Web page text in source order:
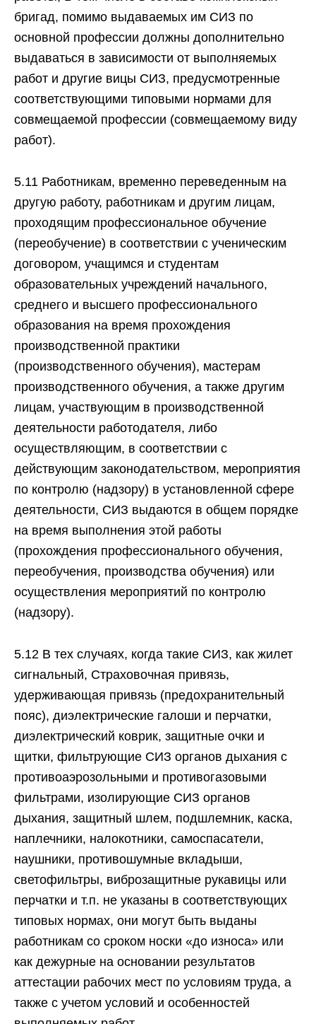
бригад, помимо выдаваемых им СИЗ по
основной профессии должны дополнительно
выдаваться в зависимости от выполняемых
работ и другие вицы СИЗ, предусмотренные
соответствующими типовыми нормами для
совмещаемой профессии (совмещаемому виду
работ).
5.11 Работникам, временно переведенным на
другую работу, работникам и другим лицам,
проходящим профессиональное обучение
(переобучение) в соответствии с ученическим
договором, учащимся и студентам
образовательных учреждений начального,
среднего и высшего профессионального
образования на время прохождения
производственной практики
(производственного обучения), мастерам
производственного обучения, а также другим
лицам, участвующим в производственной
деятельности работодателя, либо
осуществляющим, в соответствии с
действующим законодательством, мероприятия
по контролю (надзору) в установленной сфере
деятельности, СИЗ выдаются в общем порядке
на время выполнения этой работы
(прохождения профессионального обучения,
переобучения, производства обучения) или
осуществления мероприятий по контролю
(надзору).
5.12 B тех случаях, когда такие СИЗ, как жилет
сигнальный, Страховочная привязь,
удерживающая привязь (предохранительный
пояс), диэлектрические галоши и перчатки,
диэлектрический коврик, защитные очки и
щитки, фильтрующие СИЗ органов дыхания с
противоаэрозольными и противогазовыми
фильтрами, изолирующие СИЗ органов
дыхания, защитный шлем, подшлемник, каска,
наплечники, налокотники, самоспасатели,
наушники, противошумные вкладыши,
светофильтры, виброзащитные рукавицы или
перчатки и т.п. не указаны в соответствующих
типовых нормах, они могут быть выданы
работникам со сроком носки «до износа» или
как дежурные на основании результатов
аттестации рабочих мест по условиям труда, а
также с учетом условий и особенностей